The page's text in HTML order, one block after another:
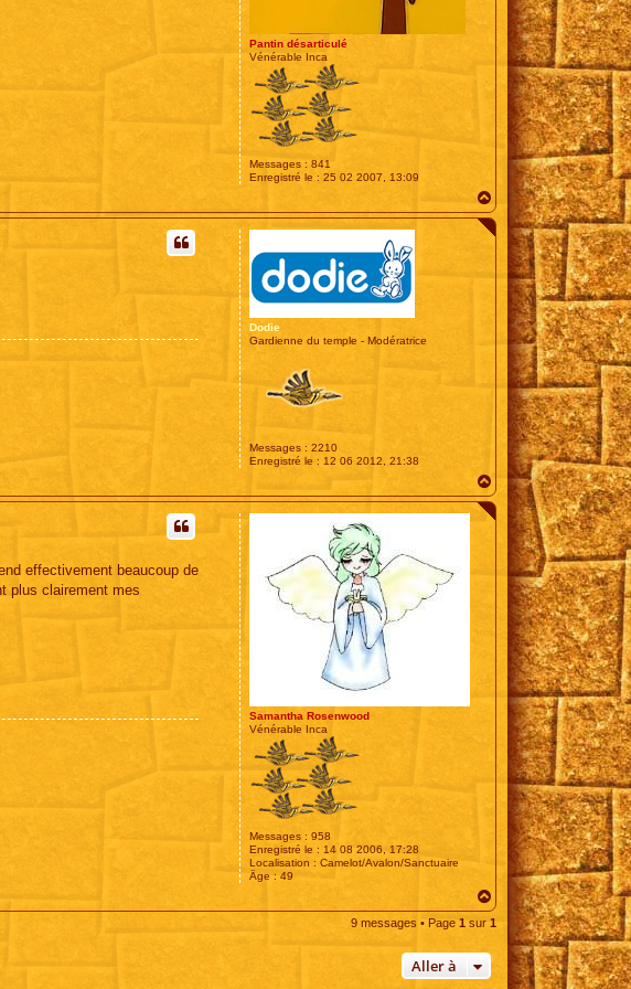
Pantin désarticulé
Vénérable Inca
Messages : 841
Enregistré le : 25 02 2007, 13:09
a
u
Dodie
Gardienne du temple - Modératrice
Messages : 2210
Enregistré le : 12 06 2012, 21:38
a
u
Samantha Rosenwood
Vénérable Inca
Messages : 958
Enregistré le : 14 08 2006, 17:28
Localisation : Camelot/Avalon/Sanctuaire
Âge : 49
effectivement beaucoup de
plus clairement mes
a
u
9 messages • Page 1 sur 1
Aller à